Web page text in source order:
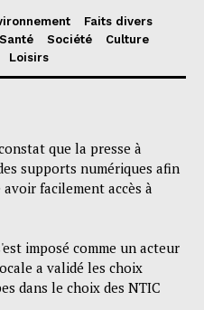
Faits divers
Santé Société
Culture
Loisirs
que la presse à
supports numériques afin
facilement accès à
imposé comme un acteur
a validé les choix
dans le choix des NTIC